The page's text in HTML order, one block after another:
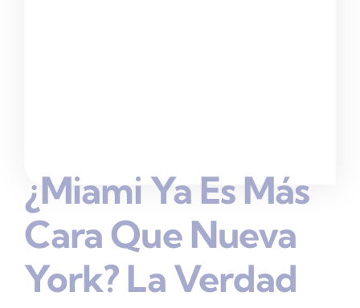
¿Miami Ya Es Más
Cara Que Nueva
York? La Verdad